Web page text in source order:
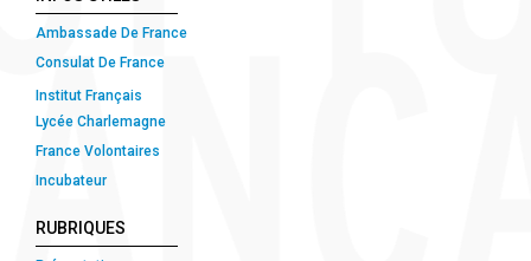
Ambassade De France
Consulat De France
Institut Français
Lycée Charlemagne
France Volontaires
Incubateur
RUBRIQUES